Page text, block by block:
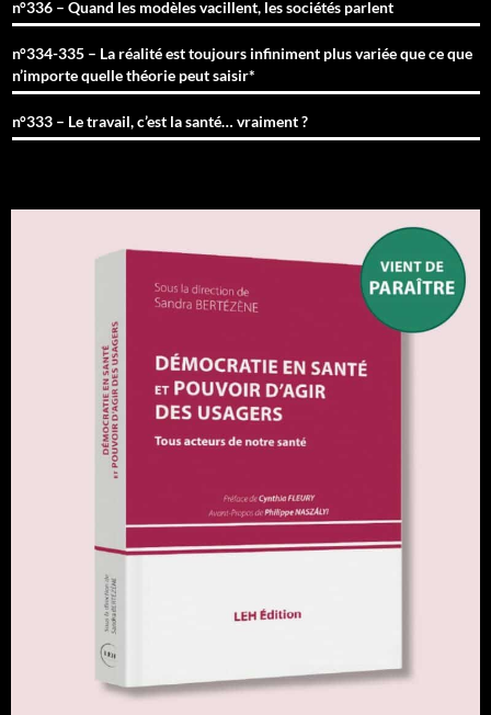
n°336 – Quand les modèles vacillent, les sociétés parlent
n°334-335 – La réalité est toujours infiniment plus variée que ce que
n’importe quelle théorie peut saisir*
n°333 – Le travail, c’est la santé… vraiment ?